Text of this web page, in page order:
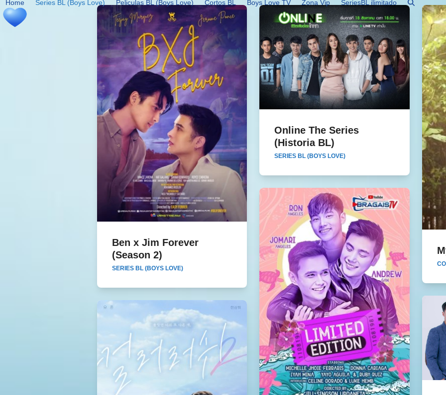
Skip
to
content
Home Series BL (Boys Love) Peliculas BL (Boys Love) Cortos BL Boys Love TV Zona Vip SeriesBL ilimitado
Ben x Jim Forever (Season 2)
Ben x Jim Forever
(Season 2)
SERIES BL (BOYS LOVE)
Online The Series (Historia BL)
Online The Series
(Historia BL)
SERIES BL (BOYS LOVE)